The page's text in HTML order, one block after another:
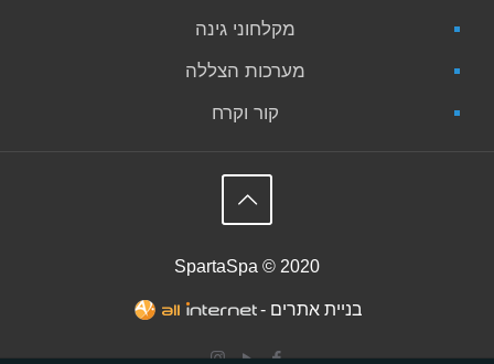
מקלחוני גינה
מערכות הצללה
קור וקרח
SpartaSpa © 2020
בניית אתרים -